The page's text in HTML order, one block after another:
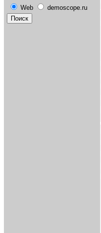
Web demoscope.ru